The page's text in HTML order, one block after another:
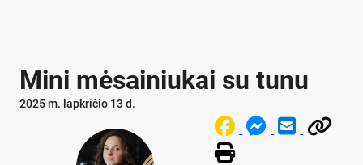
Mini mėsainiukai su tunu
2025 m. lapkričio 13 d.